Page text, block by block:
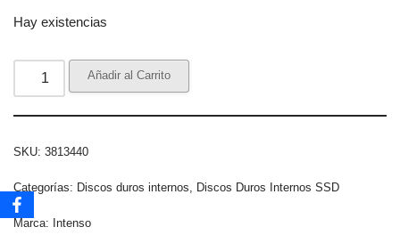
Hay existencias
Añadir al Carrito
SKU: 3813440
Categorías: Discos duros internos, Discos Duros Internos SSD
Marca: Intenso